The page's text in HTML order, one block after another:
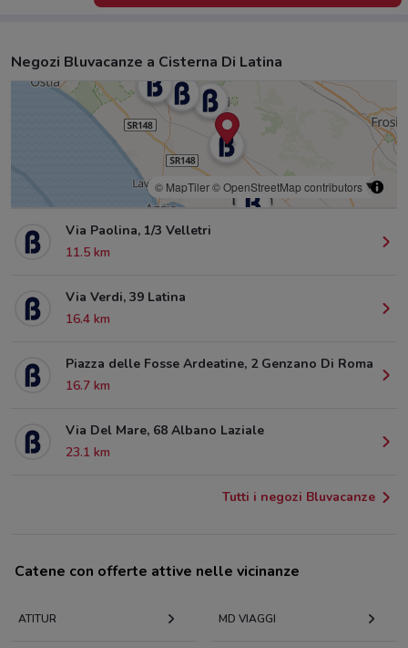
Negozi Bluvacanze a Cisterna Di Latina
© MapTiler© OpenStreetMap contributors
Via Paolina, 1/3 Velletri
11.5 km
Via Verdi, 39 Latina
16.4 km
Piazza delle Fosse Ardeatine, 2 Genzano Di Roma
16.7 km
Via Del Mare, 68 Albano Laziale
23.1 km
Tutti i negozi Bluvacanze
Catene con offerte attive nelle vicinanze
ATITUR MD VIAGGI